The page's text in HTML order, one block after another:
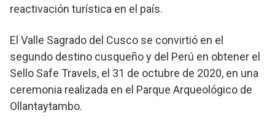
reactivación turística en el país.
El Valle Sagrado del Cusco se convirtió en el
segundo destino cusqueño y del Perú en obtener el
Sello Safe Travels, el 31 de octubre de 2020, en una
ceremonia realizada en el Parque Arqueológico de
Ollantaytambo.